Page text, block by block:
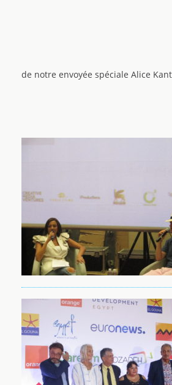
de notre envoyée spéciale Alice